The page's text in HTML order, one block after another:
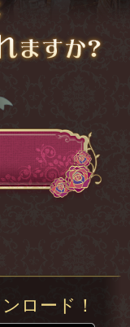
ロード！